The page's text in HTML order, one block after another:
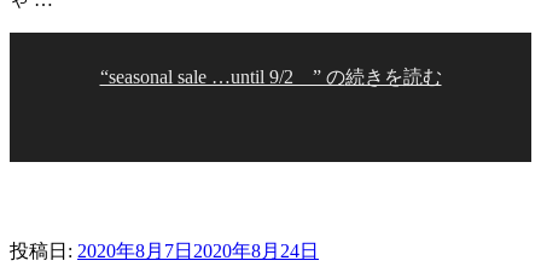
“seasonal sale …until 9/2 ” の続きを読む
投稿日: 2020年8月7日 2020年8月24日